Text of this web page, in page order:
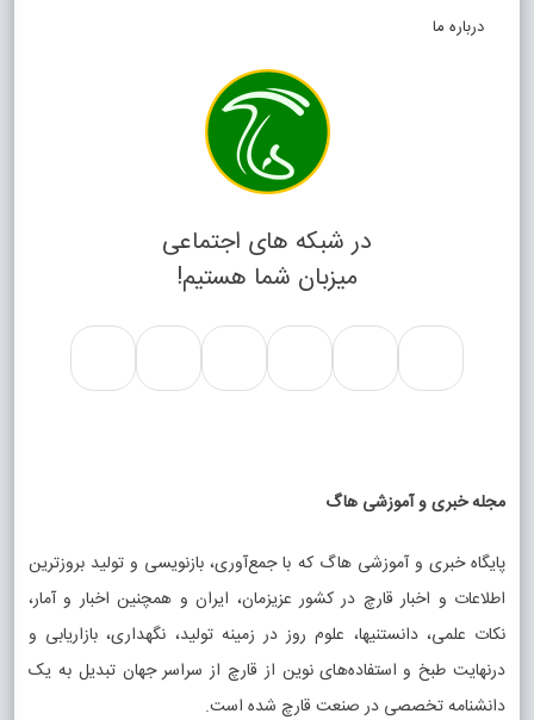
درباره ما
در شبکه های اجتماعی
میزبان شما هستیم!
مجله خبری و آموزشی هاگ
پایگاه خبری و آموزشی هاگ که با جمع‌آوری، بازنویسی و تولید بروزترین
اطلاعات و اخبار قارچ در کشور عزیزمان، ایران و همچنین اخبار و آمار،
نکات علمی، دانستنیها، علوم روز در زمینه تولید، نگهداری، بازاریابی و
درنهایت طبخ و استفاده‌های نوین از قارچ از سراسر جهان تبدیل به یک
دانشنامه تخصصی در صنعت قارچ شده است.